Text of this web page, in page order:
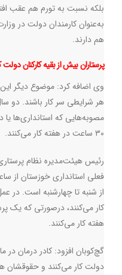
بلکه نسبت به تورم هم عقب
به‌عنوان کارمندان دولت در
هم دارند.
پرستاران بیش از بقیه کارکنان دولت
وی اضافه کرد: موضوع دیگر
هر شرایطی سر کار باشند. دو
۳۰ ساعت در هفته کار می‌کنند.
رئیس هیئت‌مدیره نظام
هفته کار می‌کنند.
دولت کار می‌کنند و حقوقشان